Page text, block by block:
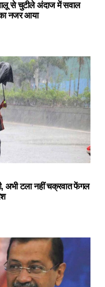
से चुटीले अंदाज में सवाल
नजर आया
अभी टला नहीं चक्रवात फेंगल